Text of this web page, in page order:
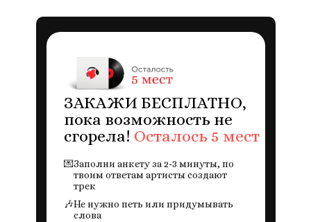
ЗАКАЖИ БЕСПЛАТНО,
пока возможность не
сгорела! Осталось 5 мест
💌Заполни анкету за 2-3 минуты, по
твоим ответам артисты создают
трек
🎶Не нужно петь или придумывать
слова